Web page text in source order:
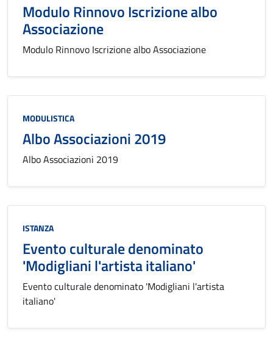
Modulo Rinnovo Iscrizione albo
Associazione
Modulo Rinnovo Iscrizione albo Associazione
Categoria:
MODULISTICA
Albo Associazioni 2019
Albo Associazioni 2019
Categoria:
ISTANZA
Evento culturale denominato
'Modigliani l'artista italiano'
Evento culturale denominato 'Modigliani l'artista
italiano'